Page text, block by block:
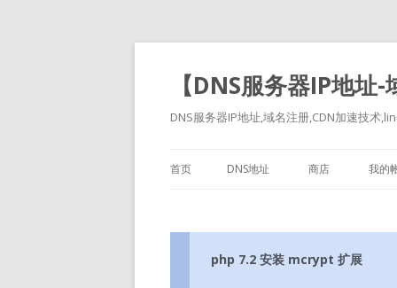
【DNS服务器IP地
DNS服务器IP地址,域名注册,CDN加速技术
首页 DNS地址 商店 我的
php 7.2 安装 mcrypt 扩展